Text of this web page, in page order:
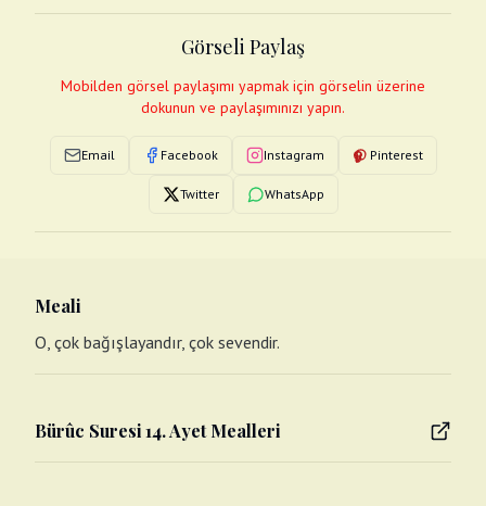
Abdest Videoları
Fotograflar
Görseli Paylaş
Mobilden görsel paylaşımı yapmak için görselin üzerine
dokunun ve paylaşımınızı yapın.
Email Facebook Instagram Pinterest
Twitter WhatsApp
Meali
O, çok bağışlayandır, çok sevendir.
Bürûc Suresi 14. Ayet Mealleri